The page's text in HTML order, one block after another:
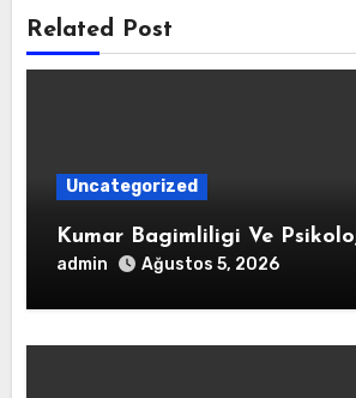
Related Post
Uncategorized
Kumar Bagimliligi Ve
admin Ağustos 5, 2026